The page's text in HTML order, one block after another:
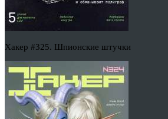
Хакер #325. Шпионские штучки